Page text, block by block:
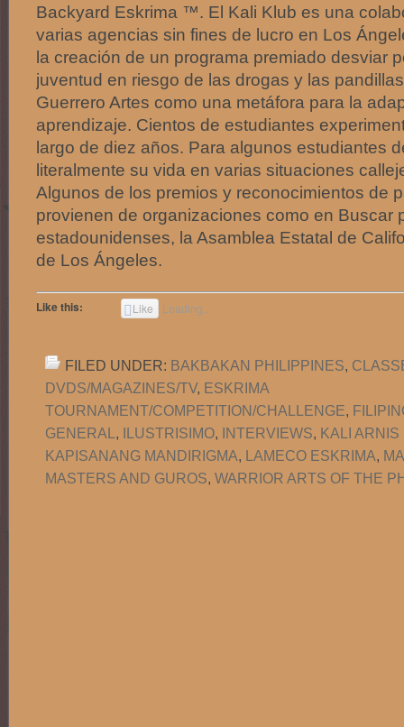
Backyard Eskrima ™. El Kali Klub es una
varias agencias sin fines de lucro en Los
la creación de un programa premiado desviar
juventud en riesgo de las drogas y las
Guerrero Artes como una metáfora para la
aprendizaje. Cientos de estudiantes
largo de diez años. Para algunos estudiantes
literalmente su vida en varias situaciones
Algunos de los premios y reconocimientos de
provienen de organizaciones como en Buscar
estadounidenses, la Asamblea Estatal de
de Los Ángeles.
Like this: Like Loading...
FILED UNDER: BAKBAKAN PHILIPPINES,
DVDS/MAGAZINES/TV, ESKRIMA
TOURNAMENT/COMPETITION/CHALLENGE,
GENERAL , ILUSTRISIMO, INTERVIEWS, KALI
KAPISANANG MANDIRIGMA, LAMECO ESKRIMA,
MASTERS AND GUROS, WARRIOR ARTS OF THE